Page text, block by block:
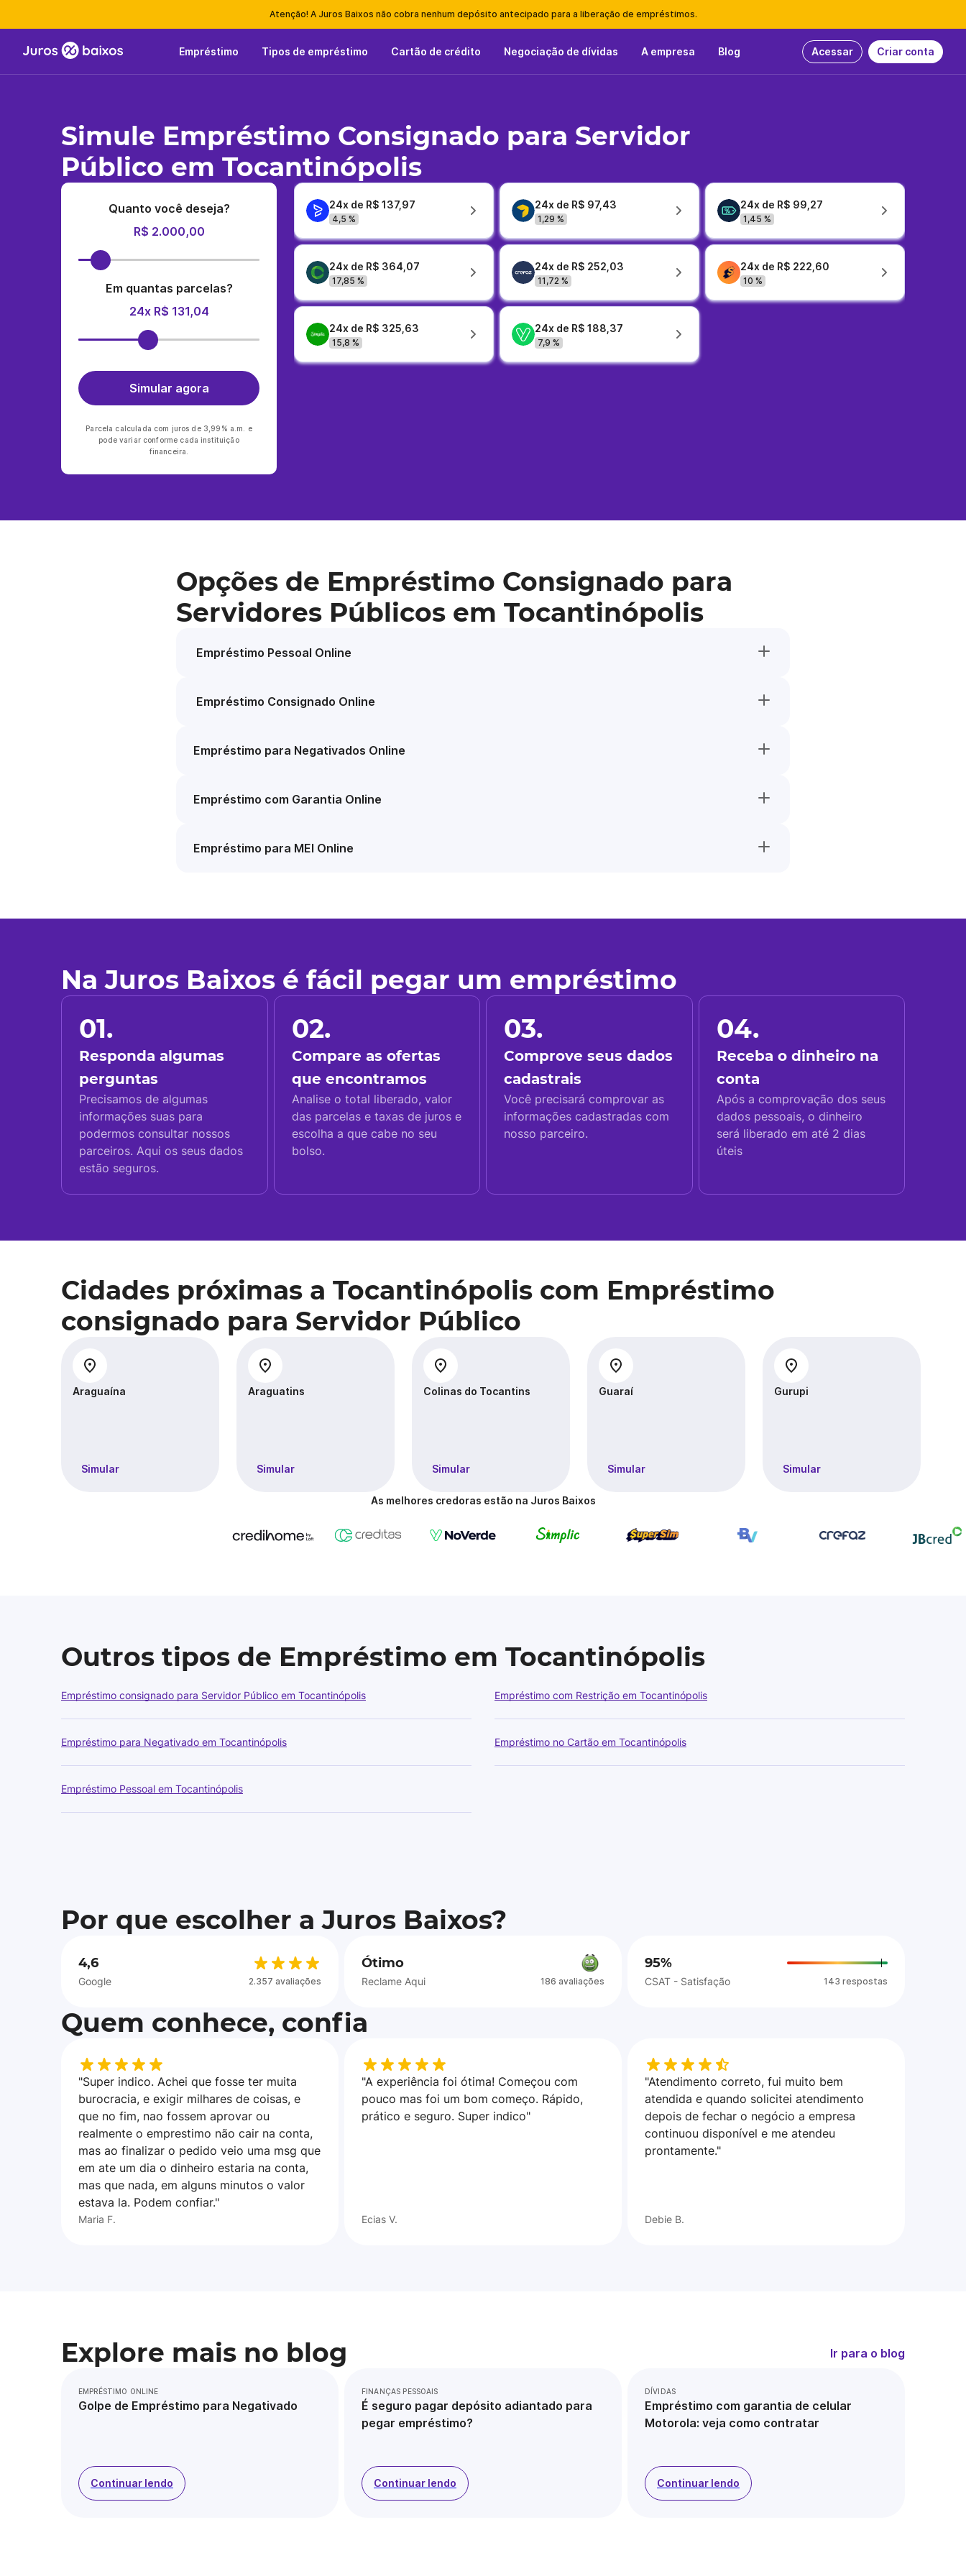
Atenção! A Juros Baixos não cobra nenhum depósito antecipado para a liberação de empréstimos.
Empréstimo Tipos de empréstimo Cartão de crédito Negociação de dívidas A empresa Blog Acessar Criar conta
Simule Empréstimo Consignado para Servidor
Público em Tocantinópolis
Quanto você deseja?
R$ 2.000,00
Em quantas parcelas?
24x R$ 131,04
Simular agora
Parcela calculada com juros de 3,99% a.m. e
pode variar conforme cada instituição
financeira.
24x de R$ 137,97
4,5 %
24x de R$ 97,43
1,29 %
24x de R$ 99,27
1,45 %
24x de R$ 364,07
17,85 %
24x de R$ 252,03
11,72 %
24x de R$ 222,60
10 %
24x de R$ 325,63
15,8 %
24x de R$ 188,37
7,9 %
Opções de Empréstimo Consignado para
Servidores Públicos em Tocantinópolis
Empréstimo Pessoal Online
Empréstimo Consignado Online
Empréstimo para Negativados Online
Empréstimo com Garantia Online
Empréstimo para MEI Online
Na Juros Baixos é fácil pegar um empréstimo
01.
Responda algumas
perguntas
Precisamos de algumas
informações suas para
podermos consultar nossos
parceiros. Aqui os seus dados
estão seguros.
02.
Compare as ofertas
que encontramos
Analise o total liberado, valor
das parcelas e taxas de juros e
escolha a que cabe no seu
bolso.
03.
Comprove seus dados
cadastrais
Você precisará comprovar as
informações cadastradas com
nosso parceiro.
04.
Receba o dinheiro na
conta
Após a comprovação dos seus
dados pessoais, o dinheiro
será liberado em até 2 dias
úteis
Cidades próximas a Tocantinópolis com Empréstimo
consignado para Servidor Público
Araguaína
Simular
Araguatins
Simular
Colinas do Tocantins
Simular
Guaraí
Simular
Gurupi
Simular
As melhores credoras estão na Juros Baixos
Outros tipos de Empréstimo em Tocantinópolis
Empréstimo consignado para Servidor Público em Tocantinópolis Empréstimo com Restrição em Tocantinópolis
Empréstimo para Negativado em Tocantinópolis Empréstimo no Cartão em Tocantinópolis
Empréstimo Pessoal em Tocantinópolis
Por que escolher a Juros Baixos?
4,6
Google 2.357 avaliações
Ótimo
Reclame Aqui 186 avaliações
95%
CSAT - Satisfação 143 respostas
Quem conhece, confia
"Super indico. Achei que fosse ter muita
burocracia, e exigir milhares de coisas, e
que no fim, nao fossem aprovar ou
realmente o emprestimo não cair na conta,
mas ao finalizar o pedido veio uma msg que
em ate um dia o dinheiro estaria na conta,
mas que nada, em alguns minutos o valor
estava la. Podem confiar."
Maria F.
"A experiência foi ótima! Começou com
pouco mas foi um bom começo. Rápido,
prático e seguro. Super indico"
Ecias V.
"Atendimento correto, fui muito bem
atendida e quando solicitei atendimento
depois de fechar o negócio a empresa
continuou disponível e me atendeu
prontamente."
Debie B.
Explore mais no blog Ir para o blog
EMPRÉSTIMO ONLINE
Golpe de Empréstimo para Negativado
Continuar lendo
FINANÇAS PESSOAIS
É seguro pagar depósito adiantado para
pegar empréstimo?
Continuar lendo
DÍVIDAS
Empréstimo com garantia de celular
Motorola: veja como contratar
Continuar lendo